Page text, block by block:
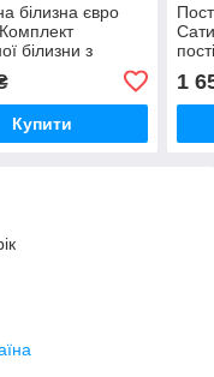
білизна євро
білизни з
Купити
1